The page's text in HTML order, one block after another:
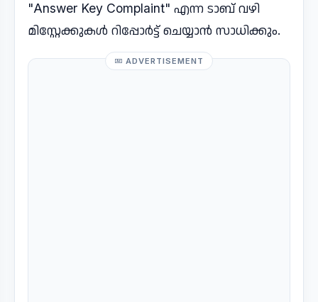
"Answer Key Complaint" എന്ന ടാബ് വഴി
മിസ്റ്റേക്കുകൾ റിപ്പോർട്ട് ചെയ്യാൻ സാധിക്കും.
ADVERTISEMENT